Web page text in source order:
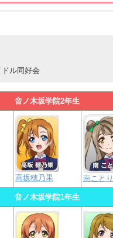
ル同好会
音ノ木坂学院2年生
高坂穂乃果 南ことり
音ノ木坂学院1年生